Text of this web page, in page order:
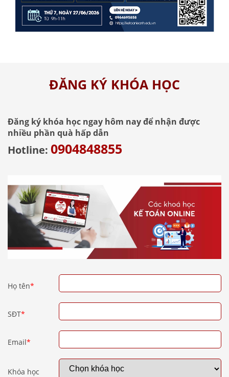
ĐĂNG KÝ KHÓA HỌC
Đăng ký khóa học ngay hôm nay để nhận được
nhiều phần quà hấp dẫn
Hotline: 0904848855
Họ tên*
SĐT*
Email*
Khóa học